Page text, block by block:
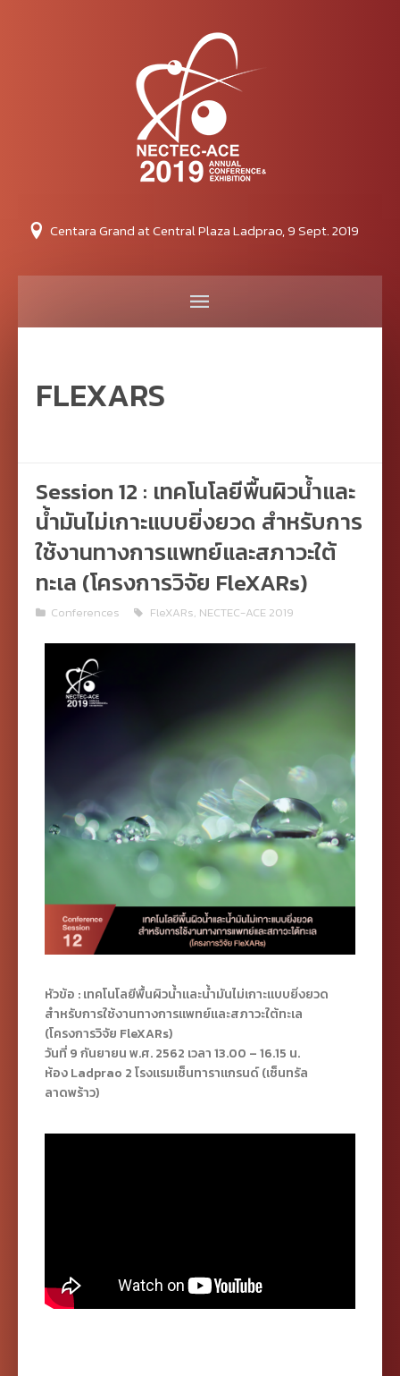
Centara Grand at Central Plaza Ladprao, 9 Sept. 2019
FLEXARS
Session 12 : เทคโนโลยีพื้นผิวน้ำและ
น้ำมันไม่เกาะแบบยิ่งยวด สำหรับการ
ใช้งานทางการแพทย์และสภาวะใต้
ทะเล (โครงการวิจัย FleXARs)
Conferences FleXARs, NECTEC-ACE 2019
หัวข้อ : เทคโนโลยีพื้นผิวน้ำและน้ำมันไม่เกาะแบบยิ่งยวด
สำหรับการใช้งานทางการแพทย์และสภาวะใต้ทะเล
(โครงการวิจัย FleXARs)
วันที่ 9 กันยายน พ.ศ. 2562 เวลา 13.00 – 16.15 น.
ห้อง Ladprao 2โรงแรมเซ็นทาราแกรนด์ (เซ็นทรัล
ลาดพร้าว)